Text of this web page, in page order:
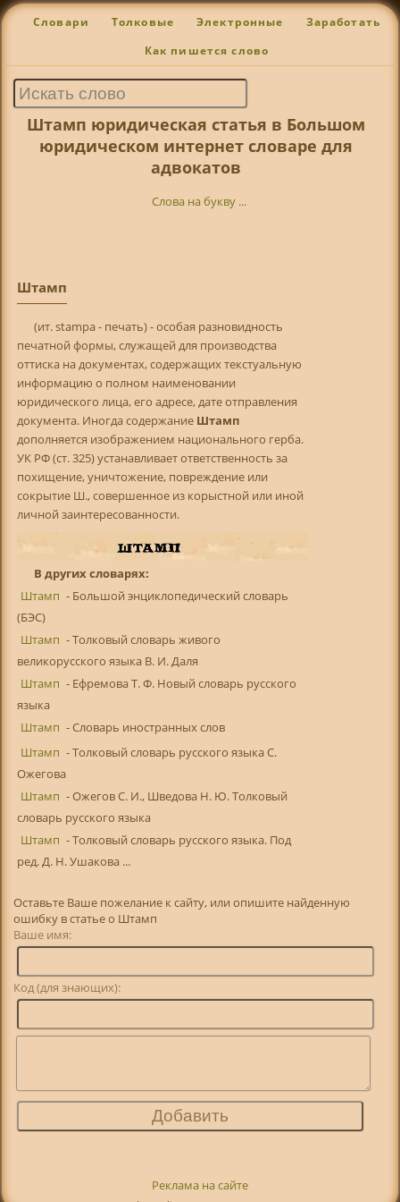
Словари Толковые Электронные Заработать
Как пишется слово
Штамп юридическая статья в Большом
юридическом интернет словаре для
адвокатов
Слова на букву ...
Штамп
(ит. stampa - печать) - особая разновидность
печатной формы, служащей для производства
оттиска на документах, содержащих текстуальную
информацию о полном наименовании
юридического лица, его адресе, дате отправления
документа. Иногда содержание Штамп
дополняется изображением национального герба.
УК РФ (ст. 325) устанавливает ответственность за
похищение, уничтожение, повреждение или
сокрытие Ш., совершенное из корыстной или иной
личной заинтересованности.
В других словарях:
Штамп - Большой энциклопедический словарь
(БЭС)
Штамп - Толковый словарь живого
великорусского языка В. И. Даля
Штамп - Ефремова Т. Ф. Новый словарь русского
языка
Штамп - Словарь иностранных слов
Штамп - Толковый словарь русского языка С.
Ожегова
Штамп - Ожегов С. И., Шведова Н. Ю. Толковый
словарь русского языка
Штамп - Толковый словарь русского языка. Под
ред. Д. Н. Ушакова ...
Оставьте Ваше пожелание к сайту, или опишите найденную
ошибку в статье о Штамп
Ваше имя:
Код (для знающих):
Реклама на сайте